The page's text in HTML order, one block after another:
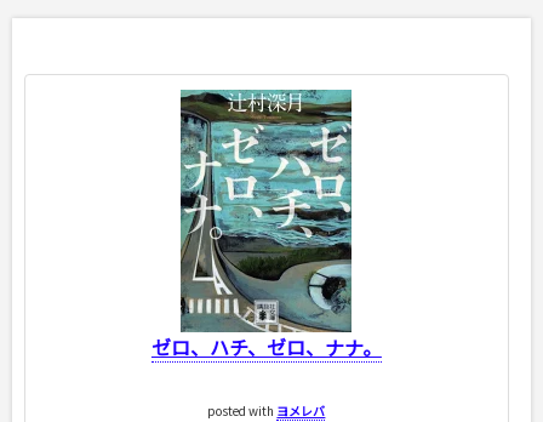
ゼロ、ハチ、ゼロ、ナナ。
posted with ヨメレバ